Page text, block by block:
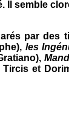
semble
par des
les
et